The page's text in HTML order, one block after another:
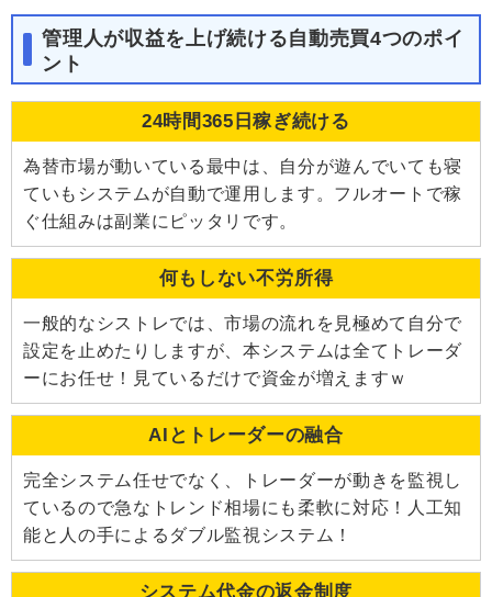
管理人が収益を上げ続ける自動売買4つのポイ
ント
24時間365日稼ぎ続ける
為替市場が動いている最中は、自分が遊んでいても寝
ていもシステムが自動で運用します。フルオートで稼
ぐ仕組みは副業にピッタリです。
何もしない不労所得
一般的なシストレでは、市場の流れを見極めて自分で
設定を止めたりしますが、本システムは全てトレーダ
ーにお任せ！見ているだけで資金が増えますｗ
AIとトレーダーの融合
完全システム任せでなく、トレーダーが動きを監視し
ているので急なトレンド相場にも柔軟に対応！人工知
能と人の手によるダブル監視システム！
システム代金の返金制度